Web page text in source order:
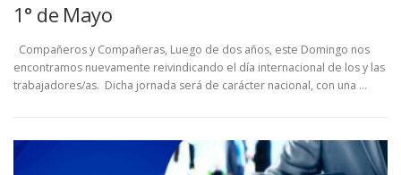
1° de Mayo
Compañeros y Compañeras, Luego de dos años, este Domingo nos
encontramos nuevamente reivindicando el día internacional de los y las
trabajadores/as. Dicha jornada será de carácter nacional, con una …